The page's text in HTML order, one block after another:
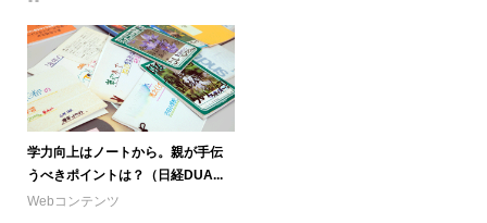
学力向上はノートから。親が手伝
うべきポイントは？（日経DUA...
Webコンテンツ